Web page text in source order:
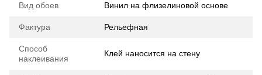
Вид обоев Винил на флизелиновой основе
Фактура Рельефная
Способ
наклеивания
Клей наносится на стену